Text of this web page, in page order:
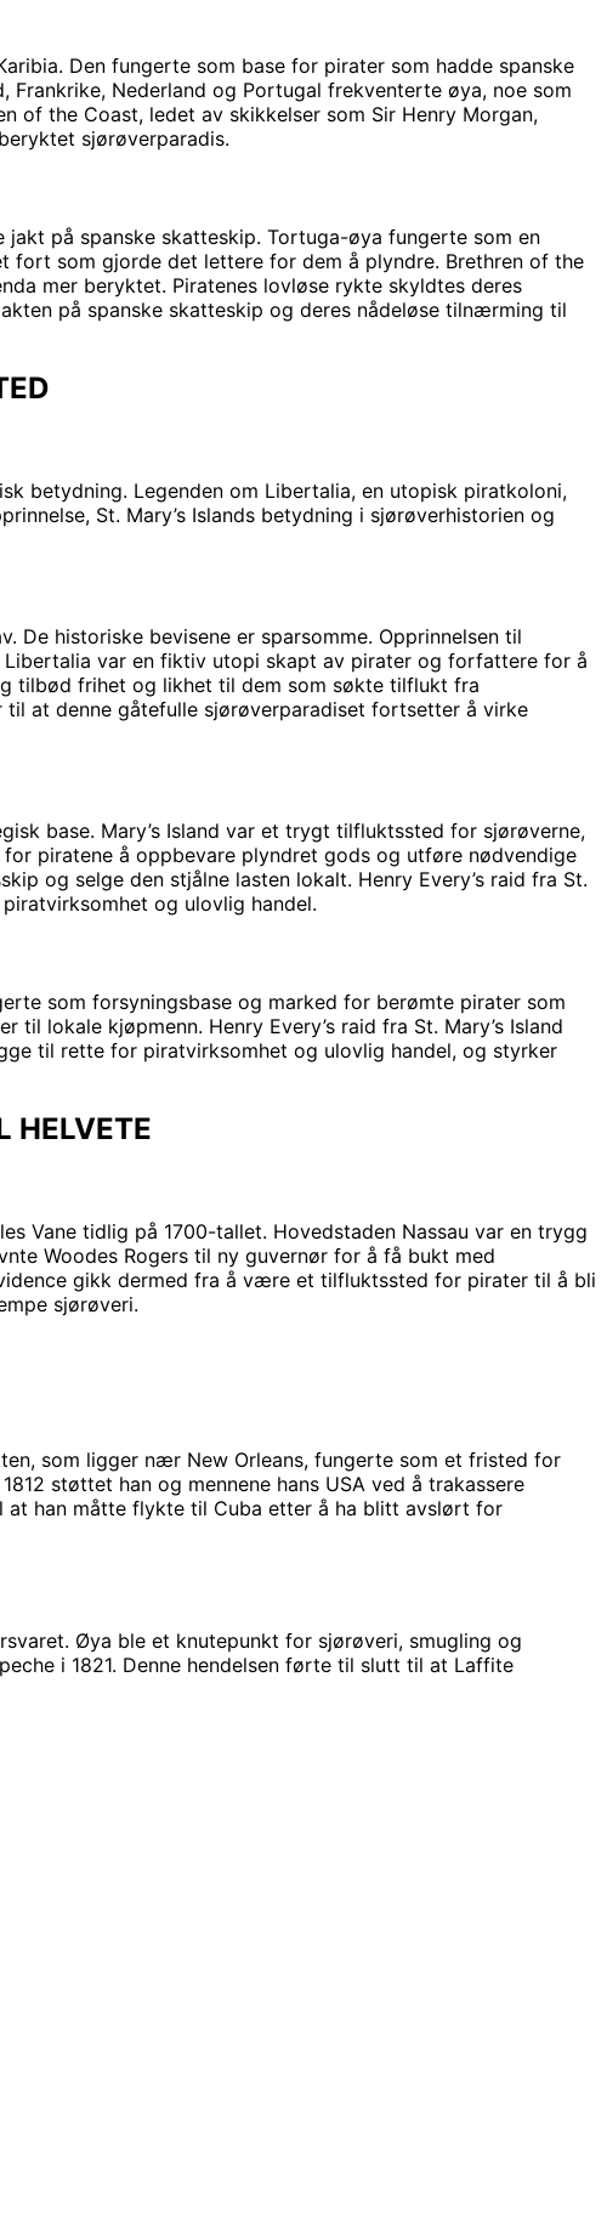
Den fungerte som base for pirater som hadde spanske
Nederland og Portugal frekventerte øya, noe som
of the Coast, ledet av skikkelser som Sir Henry Morgan,
sjørøverparadis.
på spanske skatteskip. Tortuga-øya fungerte som en
fort som gjorde det lettere for dem å plyndre. Brethren of the
mer beryktet. Piratenes lovløse rykte skyldtes deres
på spanske skatteskip og deres nådeløse tilnærming til
betydning. Legenden om Libertalia, en utopisk piratkoloni,
St. Mary’s Islands betydning i sjørøverhistorien og
De historiske bevisene er sparsomme. Opprinnelsen til
var en fiktiv utopi skapt av pirater og forfattere for å
tilbød frihet og likhet til dem som søkte tilflukt fra
at denne gåtefulle sjørøverparadiset fortsetter å virke
base. Mary’s Island var et trygt tilfluktssted for sjørøverne,
piratene å oppbevare plyndret gods og utføre nødvendige
og selge den stjålne lasten lokalt. Henry Every’s raid fra St.
og ulovlig handel.
som forsyningsbase og marked for berømte pirater som
lokale kjøpmenn. Henry Every’s raid fra St. Mary’s Island
til rette for piratvirksomhet og ulovlig handel, og styrker
HELVETE
Vane tidlig på 1700-tallet. Hovedstaden Nassau var en trygg
Woodes Rogers til ny guvernør for å få bukt med
gikk dermed fra å være et tilfluktssted for pirater til å bli
sjørøveri.
som ligger nær New Orleans, fungerte som et fristed for
støttet han og mennene hans USA ved å trakassere
han måtte flykte til Cuba etter å ha blitt avslørt for
Øya ble et knutepunkt for sjørøveri, smugling og
i 1821. Denne hendelsen førte til slutt til at Laffite